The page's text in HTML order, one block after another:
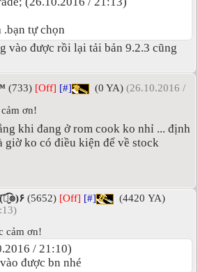
.bạn tự chọn
vào được rồi lại tải bản 9.2.3 cũng
(733) [Off] [#] (0 YA) (26.10.2016 /
ơn!
khi đang ở rom cook ko nhỉ ... định
giờ ko có điều kiện để về stock
Vô Danh™ ٩(͡๏̮͡๏)۶ (5652) [Off] [#]
(4420 YA)
cảm ơn!
/ 21:10)
được bn nhé